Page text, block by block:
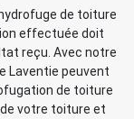
de toiture
effectuée doit
reçu. Avec notre
Laventie peuvent
de toiture
votre toiture et